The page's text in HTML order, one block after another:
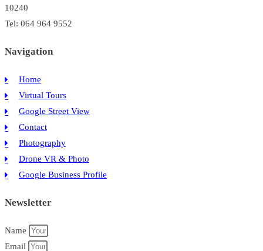
10240
Tel: 064 964 9552
Navigation
Home
Virtual Tours
Google Street View
Contact
Photography
Drone VR & Photo
Google Business Profile
Newsletter
Name
Email